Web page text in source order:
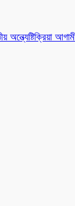
অন্ত্যেষ্টিক্রিয়া